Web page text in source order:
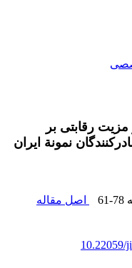
رقابتی بر
نمونة ایران
61-78
اصل مقاله
10.22059/